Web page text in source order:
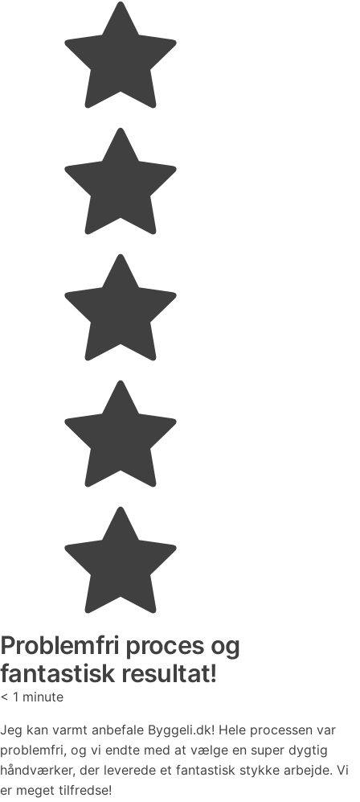
Problemfri proces og
fantastisk resultat!
< 1 minute
Jeg kan varmt anbefale Byggeli.dk! Hele processen var
problemfri, og vi endte med at vælge en super dygtig
håndværker, der leverede et fantastisk stykke arbejde. Vi
er meget tilfredse!